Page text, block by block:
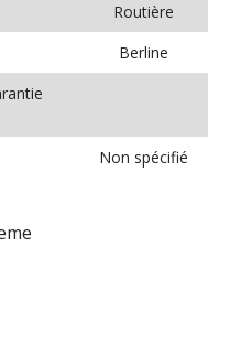
Routière
Berline
Non spécifié